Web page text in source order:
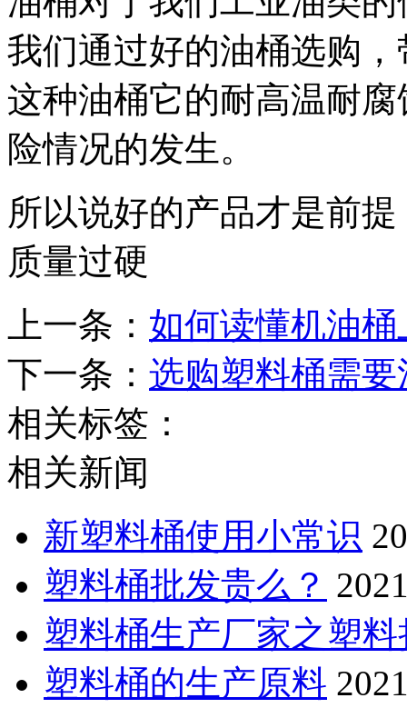
我们通过好的油桶选购
这种油桶它的耐高温耐
险情况的发生。
所以说好的产品才是前
质量过硬
上一条： 如何读懂机油
下一条： 选购塑料桶需
相关标签：
相关新闻
新塑料桶使用小常识
塑料桶批发贵么？
塑料桶生产厂家之塑
塑料桶的生产原料